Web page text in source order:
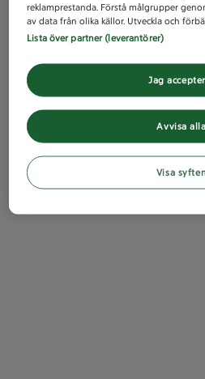
reklamprestanda. Förstå målgrupper
av data från olika källor. Utveckla och
Lista över partner (leverantörer)
Avvisa alla
Jag
Visa